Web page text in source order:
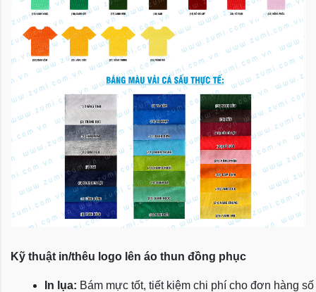
Kỹ thuật in/thêu logo lên áo thun đồng phục
In lụa: Bám mực tốt, tiết kiệm chi phí cho đơn hàng